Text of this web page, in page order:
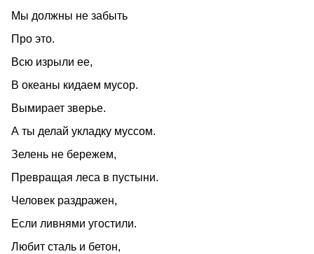
Мы должны не забыть
Про это.
Всю изрыли ее,
В океаны кидаем мусор.
Вымирает зверье.
А ты делай укладку муссом.
Зелень не бережем,
Превращая леса в пустыни.
Человек раздражен,
Если ливнями угостили.
Любит сталь и бетон,